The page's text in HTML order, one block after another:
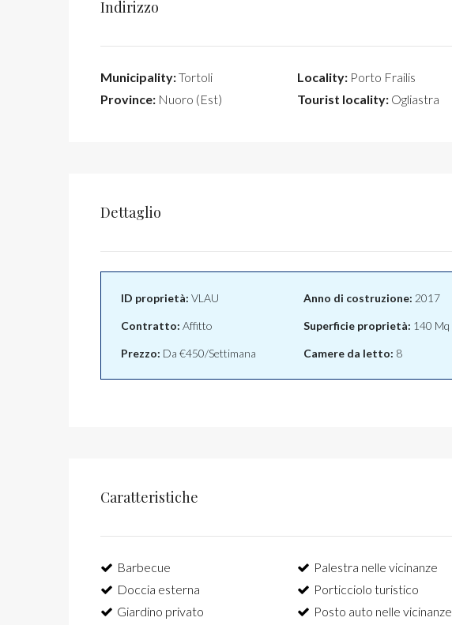
Indirizzo
Municipality:Tortoli
Province: Nuoro (Est)
Locality:Porto Frailis
Tourist locality:Ogliastra
Dettaglio
ID proprietà: VLAU
Contratto: Affitto
Prezzo: Da €450/Settimana
Anno di costruzione: 2017
Superficie proprietà: 140 Mq
Camere da letto: 8
Caratteristiche
Barbecue
Doccia esterna
Giardino privato
Palestra nelle vicinanze
Porticciolo turistico
Posto auto nelle vicinanze